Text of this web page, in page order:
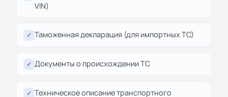
VIN)
✓ Таможенная декларация (для импортных ТС)
✓ Документы о происхождении ТС
✓ Техническое описание транспортного